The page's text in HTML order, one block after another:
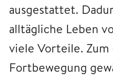
ausgestattet.
alltägliche Leben
viele Vorteile.
Fortbewegung